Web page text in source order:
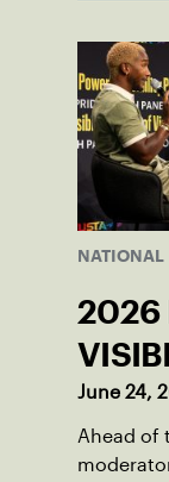
NATIONAL
2026
June 24,
Ahead of